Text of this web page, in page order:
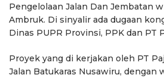
Pengelolaan Jalan Dan Jembatan
Ambruk. Di sinyalir ada dugaan
Dinas PUPR Provinsi, PPK dan PT
Proyek yang di kerjakan oleh PT
Jalan Batukaras Nusawiru, dengan